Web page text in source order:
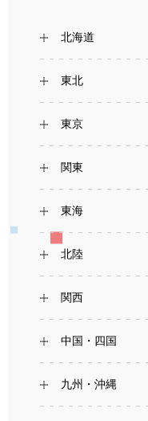
北海道
東北
東京
関東
東海
北陸
関西
中国・四国
九州・沖縄